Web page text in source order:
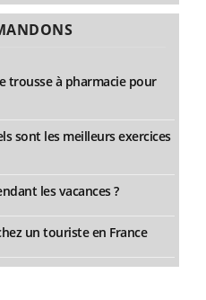
trousse à pharmacie pour
sont les meilleurs exercices
les vacances ?
un touriste en France